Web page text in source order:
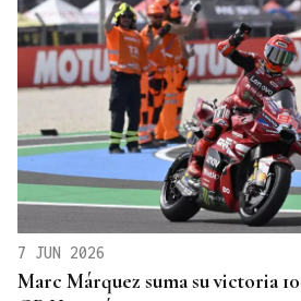
7 JUN 2026
Marc Márquez suma su victoria